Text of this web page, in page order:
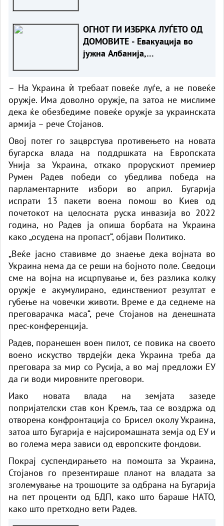
ОГНОТ ГИ ИЗБРКА ЛУЃЕТО ОД
ДОМОВИТЕ - Евакуација во
јужна Албанија,
– На Украина ѝ требаат повеќе луѓе, а не повеќе
оружје. Има доволно оружје, па затоа не мислиме
дека ќе обезбедиме повеќе оружје за украинската
армија – рече Стојанов.
Овој потег го зацврстува противењето на новата
бугарска влада на поддршката на Европската
Унија за Украина, откако прорускиот премиер
Румен Радев победи со убедлива победа на
парламентарните избори во април. Бугарија
испрати 13 пакети воена помош во Киев од
почетокот на целосната руска инвазија во 2022
година, но Радев ја опиша борбата на Украина
како „осудена на пропаст“, ​​објави Политико.
„Веќе јасно ставивме до знаење дека војната во
Украина нема да се реши на бојното поле. Сведоци
сме на војна на исцрпување и, без разлика колку
оружје е акумулирано, единствениот резултат е
губење на човечки животи. Време е да седнеме на
преговарачка маса“, рече Стојанов на денешната
прес-конференција.
Радев, поранешен воен пилот, се повика на своето
воено искуство тврдејќи дека Украина треба да
преговара за мир со Русија, а во мај предложи ЕУ
да ги води мировните преговори.
Иако новата влада на земјата зазеде
попријателски став кон Кремљ, таа се воздржа од
отворена конфронтација со Брисел околу Украина,
затоа што Бугарија е најсиромашната земја од ЕУ и
во голема мера зависи од европските фондови.
Покрај суспендирањето на помошта за Украина,
Стојанов го презентираше планот на владата за
зголемување на трошоците за одбрана на Бугарија
на пет проценти од БДП, како што бараше НАТО,
како што претходно вети Радев.